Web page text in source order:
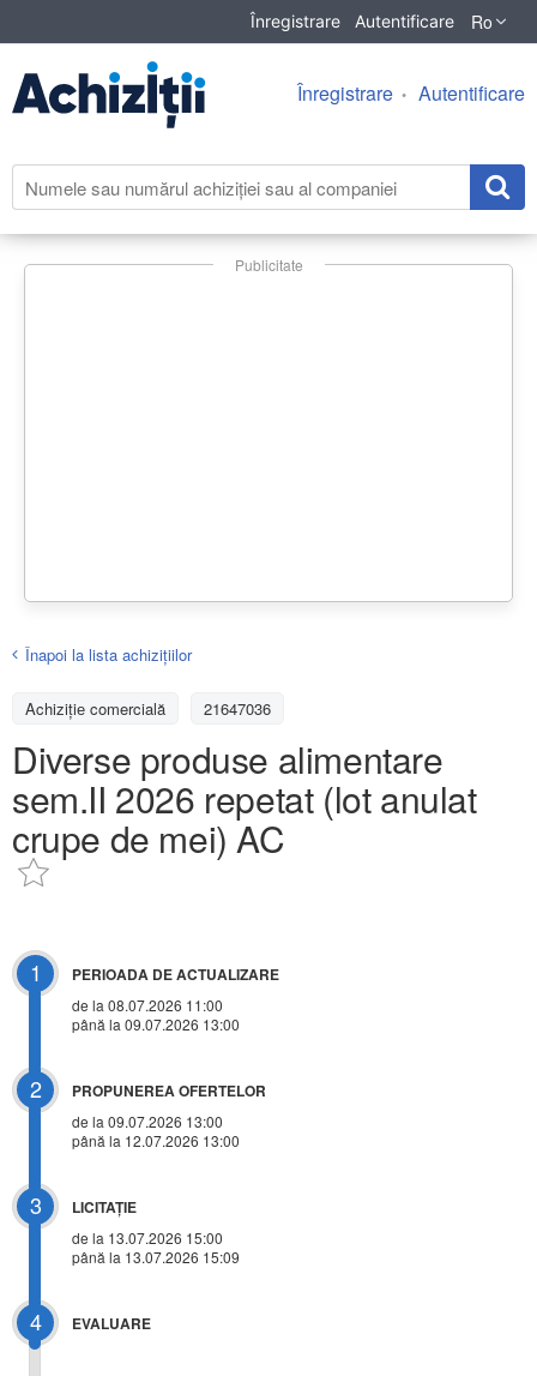
Înregistrare Autentificare Ro
Înregistrare Autentificare
Publicitate
Înapoi la lista achiziţiilor
Achizițiе comercială 21647036
Diverse produse alimentare
sem.II 2026 repetat (lot anulat
crupe de mei) AC
1 PERIOADA DE ACTUALIZARE
de la 08.07.2026 11:00
până la 09.07.2026 13:00
2 PROPUNEREA OFERTELOR
de la 09.07.2026 13:00
până la 12.07.2026 13:00
3 LICITAŢIE
de la 13.07.2026 15:00
până la 13.07.2026 15:09
4 EVALUARE